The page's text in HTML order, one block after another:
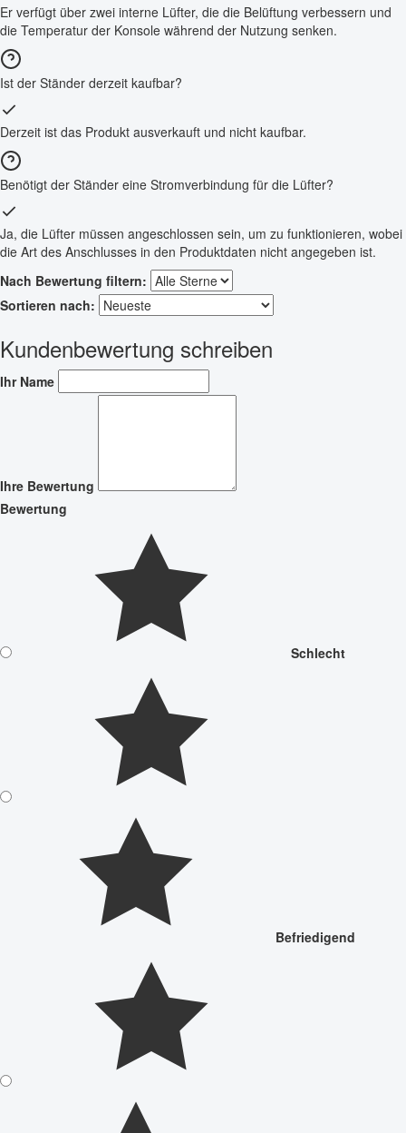
Er verfügt über zwei interne Lüfter, die die Belüftung verbessern und
die Temperatur der Konsole während der Nutzung senken.
Ist der Ständer derzeit kaufbar?
Derzeit ist das Produkt ausverkauft und nicht kaufbar.
Benötigt der Ständer eine Stromverbindung für die Lüfter?
Ja, die Lüfter müssen angeschlossen sein, um zu funktionieren, wobei
die Art des Anschlusses in den Produktdaten nicht angegeben ist.
Nach Bewertung filtern:
Sortieren nach:
Kundenbewertung schreiben
Ihr Name
Ihre Bewertung
Bewertung
Schlecht
Befriedigend